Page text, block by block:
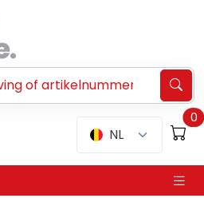
NL
0